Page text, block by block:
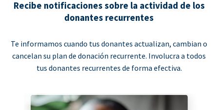
Recibe notificaciones sobre la actividad de los
donantes recurrentes
Te informamos cuando tus donantes actualizan, cambian o
cancelan su plan de donación recurrente. Involucra a todos
tus donantes recurrentes de forma efectiva.